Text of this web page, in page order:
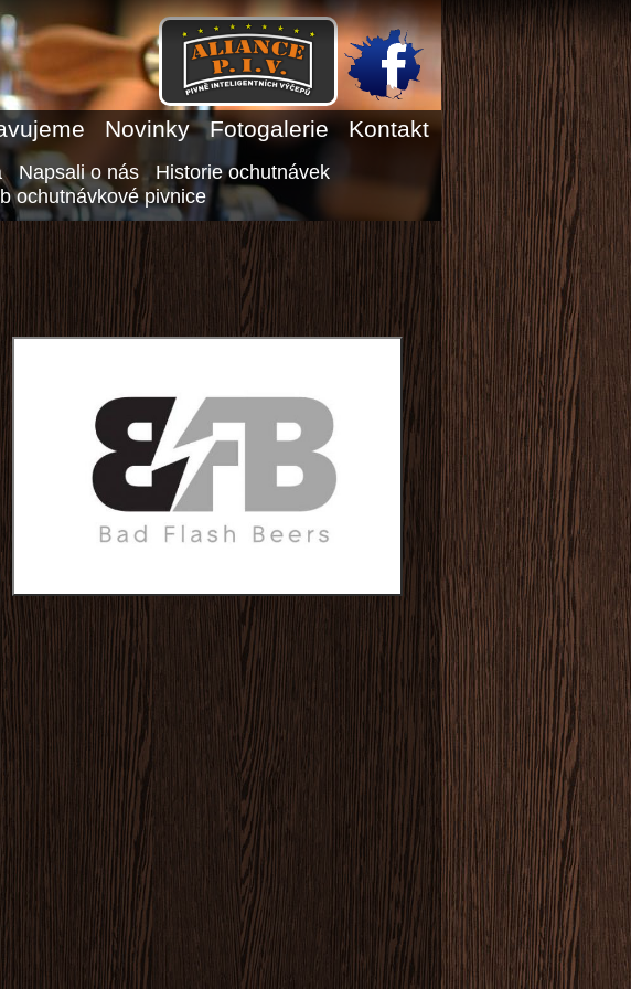
Novinky Fotogalerie Kontakt
Napsali o nás
Historie ochutnávek
ochutnávkové pivnice